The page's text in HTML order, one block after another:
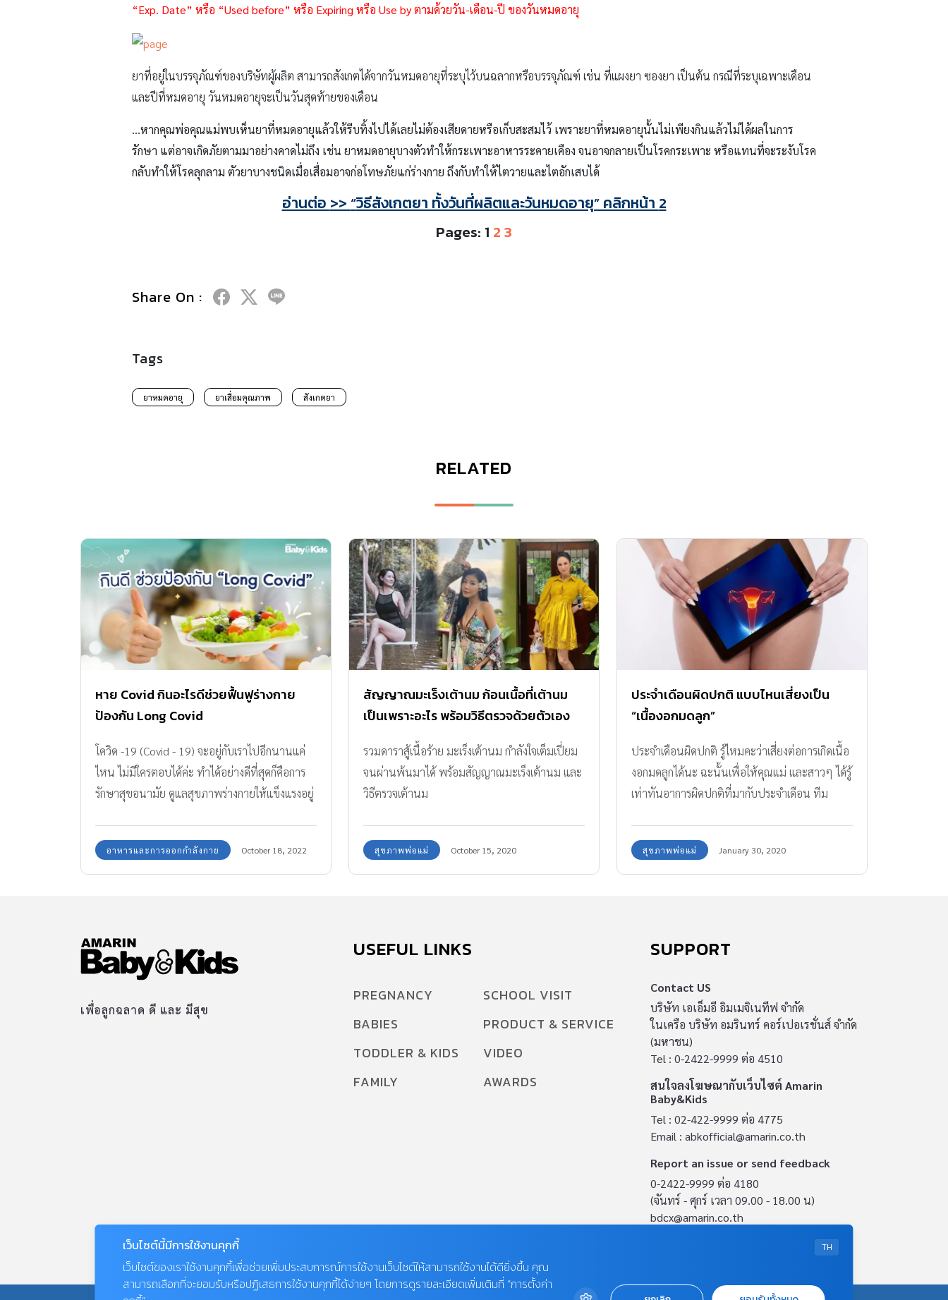
“Exp. Date” หรือ “Used before” หรือ Expiring หรือ Use byตามด้วยวัน-เดือน-ปี ของวันหมดอายุ
ยาที่อยู่ในบรรจุภัณฑ์ของบริษัทผู้ผลิต สามารถสังเกตได้จากวันหมดอายุที่ระบุไว้บนฉลากหรือบรรจุภัณฑ์ เช่น ที่แผงยา ซองยา เป็นต้น กรณีที่ระบุเฉพาะเดือน
และปีที่หมดอายุ วันหมดอายุจะเป็นวันสุดท้ายของเดือน
…หากคุณพ่อคุณแม่พบเห็นยาที่หมดอายุแล้วให้รีบทิ้งไปได้เลยไม่ต้องเสียดายหรือเก็บสะสมไว้ เพราะยาที่หมดอายุนั้นไม่เพียงกินแล้วไม่ได้ผลในการ
รักษา แต่อาจเกิดภัยตามมาอย่างคาดไม่ถึง เช่น ยาหมดอายุบางตัวทำให้กระเพาะอาหารระคายเคือง จนอาจกลายเป็นโรคกระเพาะ หรือแทนที่จะระงับโรค
กลับทำให้โรคลุกลาม ตัวยาบางชนิดเมื่อเสื่อมอาจก่อโทษภัยแก่ร่างกาย ถึงกับทำให้ไตวายและไตอักเสบได้
อ่านต่อ >> “วิธีสังเกตยา ทั้งวันที่ผลิตและวันหมดอายุ” คลิกหน้า 2
Pages: 1 23
Share On :
Tags
ยาหมดอายุ ยาเสื่อมคุณภาพ สังเกตยา
RELATED
หาย Covid กินอะไรดีช่วยฟื้นฟูร่างกาย
ป้องกัน Long Covid
โควิด -19 (Covid - 19) จะอยู่กับเราไปอีกนานแค่
ไหน ไม่มีใครตอบได้ค่ะ ทำได้อย่างดีที่สุดก็คือการ
รักษาสุขอนามัย ดูแลสุขภาพร่างกายให้แข็งแรงอยู่
ลูก หรือผู้ใหญ่ในบ้าน ป่วย Covid กำลังรักษาอยู่
กองบรรณาธิการ Amarin Baby & Kids มีวิธีดูแล
ป้องกันการเกิดภาวะ Long Covid มาแนะนำให้ค่ะ
อาหารและการออกกำลังกาย October 18, 2022
สัญญาณมะเร็งเต้านม ก้อนเนื้อที่เต้านม
เป็นเพราะอะไร พร้อมวิธีตรวจด้วยตัวเอง
รวมดาราสู้เนื้อร้าย มะเร็งเต้านม กำลังใจเต็มเปี่ยม
จนผ่านพ้นมาได้ พร้อมสัญญาณมะเร็งเต้านม และ
วิธีตรวจเต้านม
สุขภาพพ่อแม่ October 15, 2020
ประจำเดือนผิดปกติ แบบไหนเสี่ยงเป็น
“เนื้องอกมดลูก”
ประจำเดือนผิดปกติ รู้ไหมคะว่าเสี่ยงต่อการเกิดเนื้อ
งอกมดลูกได้นะ ฉะนั้นเพื่อให้คุณแม่ และสาวๆ ได้รู้
เท่าทันอาการผิดปกติที่มากับประจำเดือน ทีม
สุขภาพพ่อแม่ January 30, 2020
เพื่อลูกฉลาด ดี และ มีสุข
USEFUL LINKS
PREGNANCY
BABIES
TODDLER & KIDS
FAMILY
SCHOOL VISIT
PRODUCT & SERVICE
VIDEO
AWARDS
SUPPORT
Contact US
บริษัท เอเอ็มอี อิมเมจิเนทีฟ จำกัด
ในเครือ บริษัท อมรินทร์ คอร์เปอเรชั่นส์ จำกัด
(มหาชน)
Tel : 0-2422-9999 ต่อ 4510
สนใจลงโฆษณากับเว็บไซต์ Amarin
Baby&Kids
Tel : 02-422-9999 ต่อ 4775
Email : abkofficial@amarin.co.th
Report an issue or send feedback
0-2422-9999 ต่อ 4180
(จันทร์ - ศุกร์ เวลา 09.00 - 18.00 น)
bdcx@amarin.co.th
TH
เว็บไซต์นี้มีการใช้งานคุกกี้
เว็บไซต์ของเราใช้งานคุกกี้เพื่อช่วยเพิ่มประสบการณ์การใช้งานเว็บไซต์ให้สามารถใช้งานได้ดียิ่งขึ้น คุณ
สามารถเลือกที่จะยอมรับหรือปฏิเสธการใช้งานคุกกี้ได้ง่ายๆ โดยการดูรายละเอียดเพิ่มเติมที่ “การตั้งค่า